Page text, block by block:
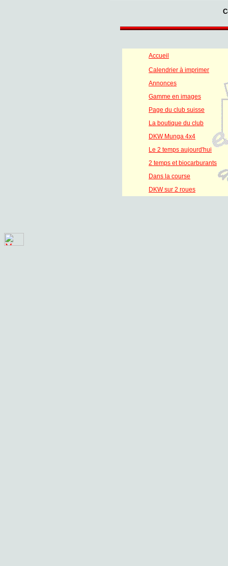
Accueil
Calendrier à imprimer
Annonces
Gamme en images
Page du club suisse
La boutique du club
DKW Munga 4x4
Le 2 temps aujourd'hui
2 temps et biocarburants
Dans la course
DKW sur 2 roues